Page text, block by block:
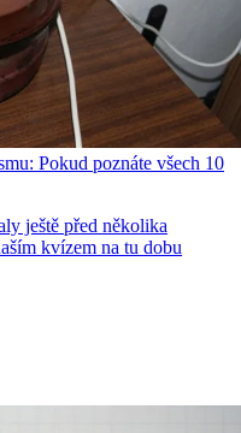
Pokud poznáte všech 10
ještě před několika
kvízem na tu dobu